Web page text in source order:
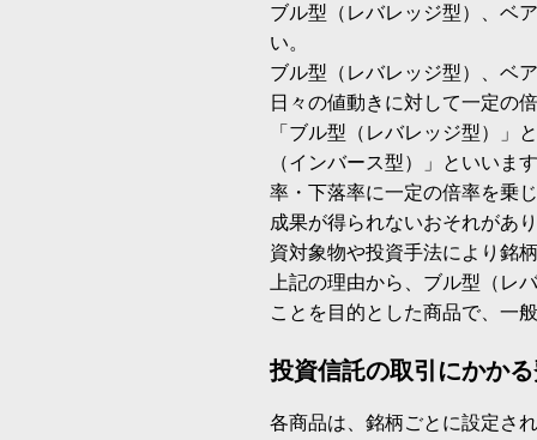
ブル型（レバレッジ型）、ベ
い。
ブル型（レバレッジ型）、ベ
日々の値動きに対して一定の
「ブル型（レバレッジ型）」
（インバース型）」といいま
率・下落率に一定の倍率を乗
成果が得られないおそれがあ
資対象物や投資手法により銘
上記の理由から、ブル型（レ
ことを目的とした商品で、一
投資信託の取引にかか
各商品は、銘柄ごとに設定さ